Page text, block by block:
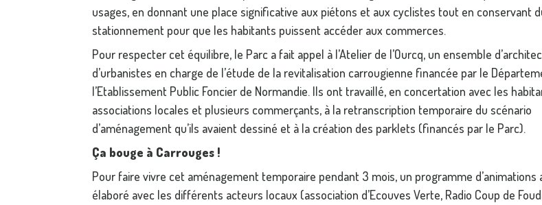
usages, en donnant une place significative aux piétons et aux cyclistes tout en conservant
stationnement pour que les habitants puissent accéder aux commerces.
Pour respecter cet équilibre, le Parc a fait appel à l’Atelier de l’Ourcq, un ensemble
d’urbanistes en charge de l’étude de la revitalisation carrougienne financée par le
l’Etablissement Public Foncier de Normandie. Ils ont travaillé, en concertation avec les
associations locales et plusieurs commerçants, à la retranscription temporaire du scénario
d’aménagement qu’ils avaient dessiné et à la création des parklets (financés par le Parc).
Ça bouge à Carrouges !
Pour faire vivre cet aménagement temporaire pendant 3 mois, un programme d’animations
élaboré avec les différents acteurs locaux (association d’Ecouves Verte, Radio Coup de